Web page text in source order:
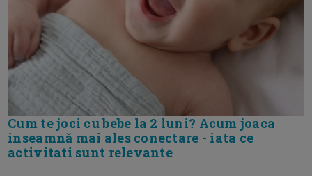
Cum te joci cu bebe la 2 luni? Acum joaca
inseamnă mai ales conectare - iata ce
activitati sunt relevante